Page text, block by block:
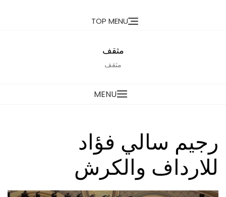
TOP MENU
مثقف
مثقف
MENU
رجيم سالي فؤاد
للارداف والكرش